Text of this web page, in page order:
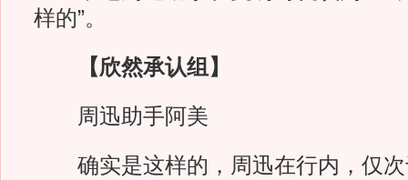
样的”。
【欣然承认组】
周迅助手阿美
确实是这样的，周迅在行内，仅次